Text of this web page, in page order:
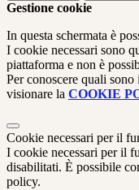
Gestione cookie
In questa schermata è
I cookie necessari sono
piattaforma e non è
Per conoscere quali
visionare la COOKIE
Cookie necessari per il
I cookie necessari per il
disabilitati. È possibile
policy.